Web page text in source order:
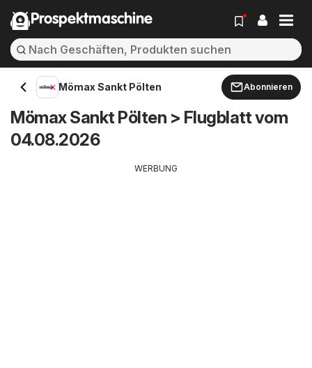
Prospektmaschine
Mömax Sankt Pölten Abonnieren
Mömax Sankt Pölten > Flugblatt vom
04.08.2026
WERBUNG